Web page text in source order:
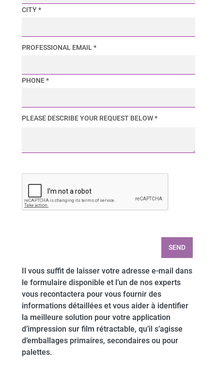
CITY *
PROFESSIONAL EMAIL *
PHONE *
PLEASE DESCRIBE YOUR REQUEST BELOW *
SEND
Il vous suffit de laisser votre adresse e-mail dans
le formulaire disponible et l’un de nos experts
vous recontactera pour vous fournir des
informations détaillées et vous aider à identifier
la meilleure solution pour votre application
d’impression sur film rétractable, qu’il s’agisse
d’emballages primaires, secondaires ou pour
palettes.